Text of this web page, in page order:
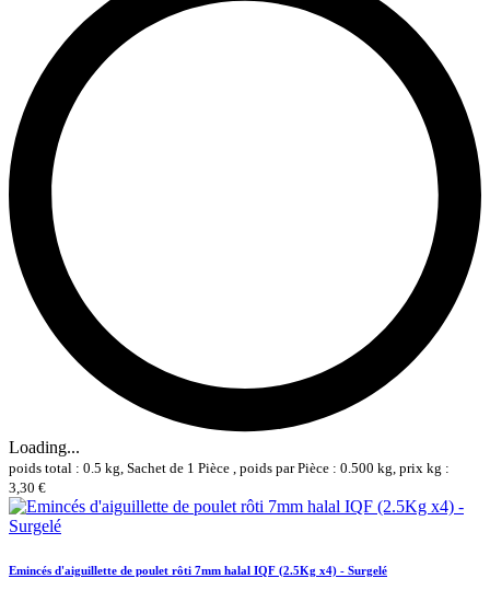
Loading...
poids total : 0.5 kg, Sachet de 1 Pièce , poids par Pièce : 0.500 kg, prix kg :
3,30 €
Emincés d'aiguillette de poulet rôti 7mm halal IQF (2.5Kg x4) - Surgelé